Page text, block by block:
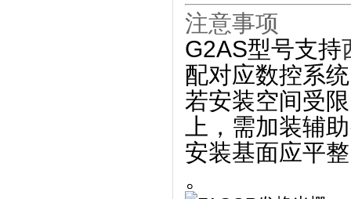
注意事项
G2AS型号支持
配对应数控系
若安装空间受
上，需加装辅
安装基面应平
。